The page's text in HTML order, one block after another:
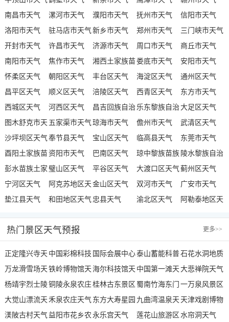
南昌市天气
漯河市天气 濮阳市天气 抚州市天气
信阳市天气
洛阳市天气
驻马店市天气 新乡市天气 郑州市天气
三门峡市天气
开封市天气
许昌市天气 济源市天气 周口市天气
商丘市天气
南阳市天气
焦作市天气
湘西土家族苗
族自治州天气
娄底市天气
安阳市天气
怀柔区天气
朝阳区天气 丰台区天气 海淀区天气
通州区天气
昌平区天气
顺义区天气 涪陵区天气 西青区天气
东方市天气
西城区天气
河西区天气
昌吉回族自治
州天气
乐东黎族自治
县天气
大足区天气
图木舒克市天
气
五家渠市天气 琼海市天气 儋州市天气
武清区天气
沙坪坝区天气 奉节县天气 宝山区天气 临高县天气
东莞市天气
酉阳土家族苗
族自治县天气
资阳市天气 巴南区天气
琼中黎族苗族
自治县天气
陵水黎族自治
县天气
彭水苗族土家
族自治县天气
璧山区天气 平谷区天气 大渡口区天气 蓟州区天气
宁河区天气
阿克苏地区天
气
金山区天气 双河市天气
广安市天气
垫江县天气
和田地区天气 忠县天气 渝北区天气
阿勒泰地区天
热门景区天气预报 更多>>
正定隆兴寺天
气
中国彩棉科技
园天气
国际会展中心
天气
泰山蓄能科普
水城天气
石花水洞地质
公园天气
万龙滑雪场天
气
铁岭博物馆天
气
海尔科技馆天
气
中国第一滩天
气
大悲禅院天气
杨靖宇烈士陵
园天气
铜陵永泉农庄
天气
桂林古东景区
天气
蜀南竹海东门
天气
一万泉风景区
天气
大觉山漂流天
气
禾泉农庄天气 东方大寿星园
天气
九曲湾温泉天
气
天津戏剧博物
馆天气
渼陂古村天气 益阳市花乡农 永乐宫天气
莲花山旅游区 水帘洞天气